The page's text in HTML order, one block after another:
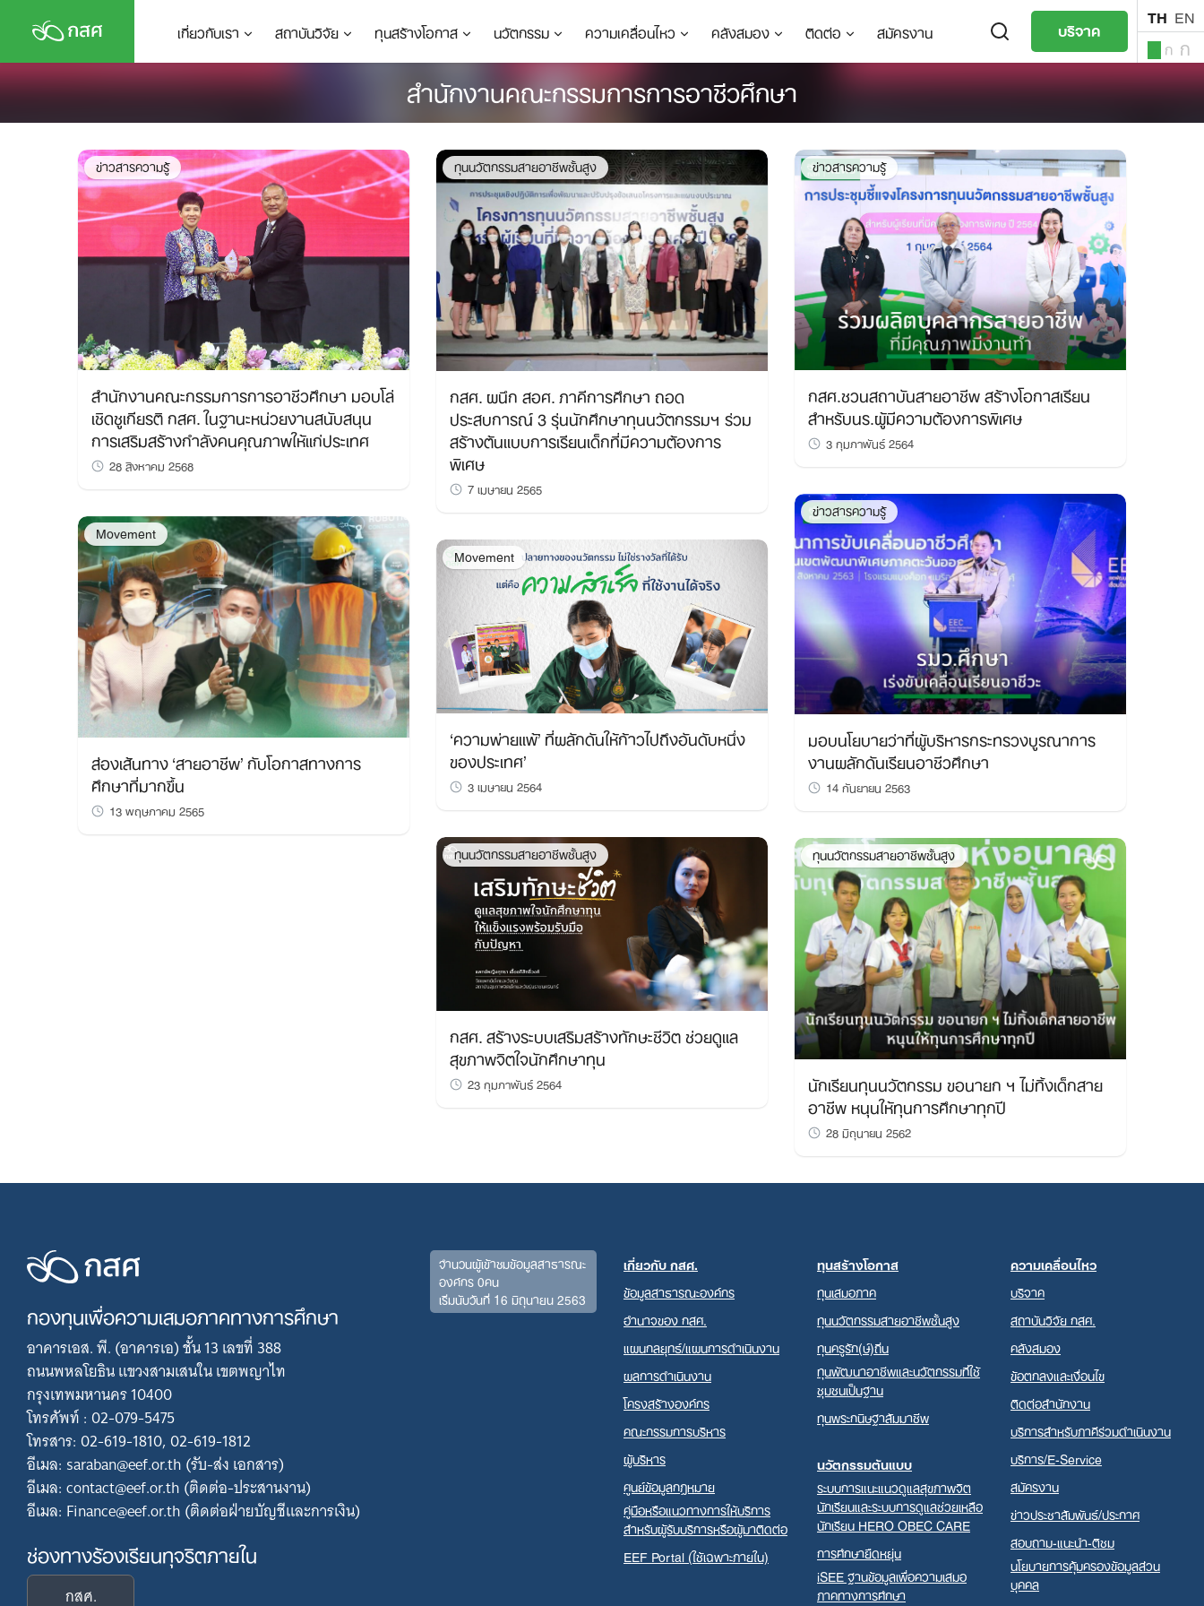
content
เกี่ยวกับเรา สถาบันวิจัย ทุนสร้างโอกาส นวัตกรรม ความเคลื่อนไหว คลังสมอง ติดต่อ สมัครงาน บริจาค TH EN
ก ก
TH EN
Search
for:
สำนักงานคณะกรรมการการอาชีวศึกษา
ข่าวสารความรู้
สำนักงานคณะกรรมการการอาชีวศึกษา มอบโล่
เชิดชูเกียรติ กสศ. ในฐานะหน่วยงานสนับสนุน
การเสริมสร้างกำลังคนคุณภาพให้แก่ประเทศ
28 สิงหาคม 2568
Movement
ส่องเส้นทาง ‘สายอาชีพ’ กับโอกาสทางการ
ศึกษาที่มากขึ้น
13 พฤษภาคม 2565
ทุนนวัตกรรมสายอาชีพชั้นสูง
กสศ. ผนึก สอศ. ภาคีการศึกษา ถอด
ประสบการณ์ 3 รุ่นนักศึกษาทุนนวัตกรรมฯ ร่วม
สร้างต้นแบบการเรียนเด็กที่มีความต้องการ
พิเศษ
7 เมษายน 2565
Movement
‘ความพ่ายแพ้’ ที่ผลักดันให้ก้าวไปถึงอันดับหนึ่ง
ของประเทศ’
3 เมษายน 2564
ทุนนวัตกรรมสายอาชีพชั้นสูง
กสศ. สร้างระบบเสริมสร้างทักษะชีวิต ช่วยดูแล
สุขภาพจิตใจนักศึกษาทุน
23 กุมภาพันธ์ 2564
ข่าวสารความรู้
กสศ.ชวนสถาบันสายอาชีพ สร้างโอกาสเรียน
สำหรับนร.ผู้มีความต้องการพิเศษ
3 กุมภาพันธ์ 2564
ข่าวสารความรู้
มอบนโยบายว่าที่ผู้บริหารกระทรวงบูรณาการ
งานผลักดันเรียนอาชีวศึกษา
14 กันยายน 2563
ทุนนวัตกรรมสายอาชีพชั้นสูง
นักเรียนทุนนวัตกรรม ขอนายก ฯ ไม่ทิ้งเด็กสาย
อาชีพ หนุนให้ทุนการศึกษาทุกปี
28 มิถุนายน 2562
กองทุนเพื่อความเสมอภาคทางการศึกษา
อาคารเอส. พี. (อาคารเอ) ชั้น 13 เลขที่ 388
ถนนพหลโยธิน แขวงสามเสนใน เขตพญาไท
กรุงเทพมหานคร 10400
โทรศัพท์ : 02-079-5475
โทรสาร: 02-619-1810, 02-619-1812
อีเมล: saraban@eef.or.th (รับ-ส่ง เอกสาร)
อีเมล: contact@eef.or.th (ติดต่อ-ประสานงาน)
อีเมล: Finance@eef.or.th (ติดต่อฝ่ายบัญชีและการเงิน)
ช่องทางร้องเรียนทุจริตภายใน
กสศ.
จำนวนผู้เข้าชมข้อมูลสาธารณะ
องค์กร 0คน
เริ่มนับวันที่ 16 มิถุนายน 2563
เกี่ยวกับ กสศ.
ข้อมูลสาธารณะองค์กร
อำนาจของ กสศ.
แผนกลยุทธ์/แผนการดำเนินงาน
ผลการดำเนินงาน
โครงสร้างองค์กร
คณะกรรมการบริหาร
ผู้บริหาร
ศูนย์ข้อมูลกฎหมาย
คู่มือหรือแนวทางการให้บริการ
สำหรับผู้รับบริการหรือผู้มาติดต่อ
EEF Portal (ใช้เฉพาะภายใน)
ทุนสร้างโอกาส
ทุนเสมอภาค
ทุนนวัตกรรมสายอาชีพชั้นสูง
ทุนครูรัก(ษ์)ถิ่น
ทุนพัฒนาอาชีพและนวัตกรรมที่ใช้
ชุมชนเป็นฐาน
ทุนพระกนิษฐาสัมมาชีพ
นวัตกรรมต้นแบบ
ระบบการแนะแนวดูแลสุขภาพจิต
นักเรียนและระบบการดูแลช่วยเหลือ
นักเรียน HERO OBEC CARE
การศึกษายืดหยุ่น
iSEE ฐานข้อมูลเพื่อความเสมอ
ภาคทางการศึกษา
ความเคลื่อนไหว
บริจาค
สถาบันวิจัย กสศ.
คลังสมอง
ข้อตกลงและเงื่อนไข
ติดต่อสำนักงาน
บริการสำหรับภาคีร่วมดำเนินงาน
บริการ/E-Service
สมัครงาน
ข่าวประชาสัมพันธ์/ประกาศ
สอบถาม-แนะนำ-ติชม
นโยบายการคุ้มครองข้อมูลส่วน
บุคคล